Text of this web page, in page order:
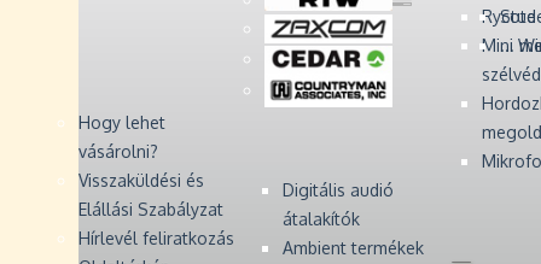
Rycote
Mini
Digitális audió
átalakítók
Ambient termékek
...
Hogy lehet
vásárolni?
Visszaküldési és
Elállási Szabályzat
Hírlevél feliratkozás